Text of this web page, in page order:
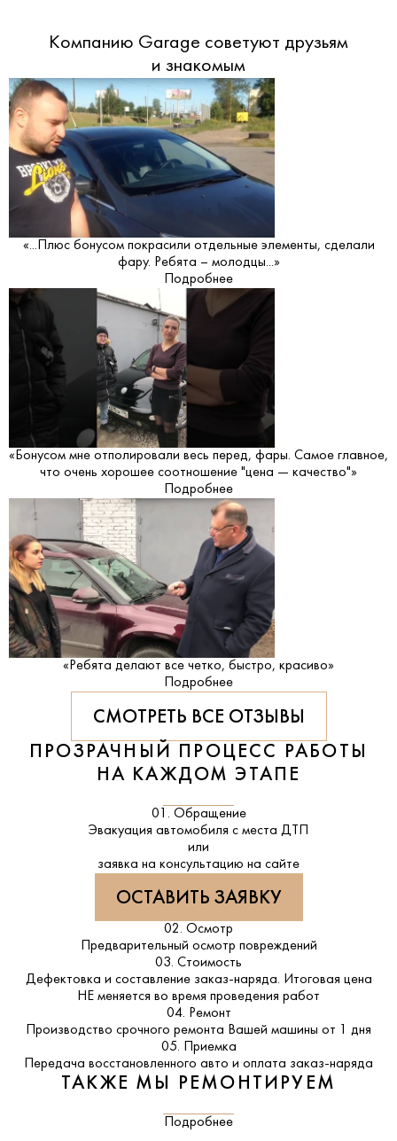
Компанию Garage советуют друзьям
и знакомым
«...Плюс бонусом покрасили отдельные элементы, сделали
фару. Ребята – молодцы...»
Подробнее
«Бонусом мне отполировали весь перед, фары. Самое главное,
что очень хорошее соотношение "цена — качество"»
Подробнее
«Ребята делают все четко, быстро, красиво»
Подробнее
СМОТРЕТЬ ВСЕ ОТЗЫВЫ
ПРОЗРАЧНЫЙ ПРОЦЕСС РАБОТЫ
НА КАЖДОМ ЭТАПЕ
01. Обращение
Эвакуация автомобиля с места ДТП
или
заявка на консультацию на сайте
ОСТАВИТЬ ЗАЯВКУ
02. Осмотр
Предварительный осмотр повреждений
03. Стоимость
Дефектовка и составление заказ-наряда. Итоговая цена
НЕ меняется во время проведения работ
04. Ремонт
Производство срочного ремонта Вашей машины от 1 дня
05. Приемка
Передача восстановленного авто и оплата заказ-наряда
ТАКЖЕ МЫ РЕМОНТИРУЕМ
Подробнее